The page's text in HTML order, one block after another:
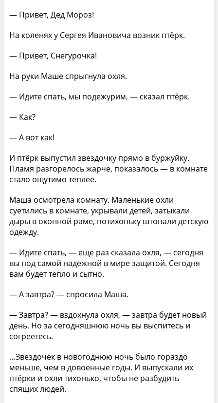
— Привет, Дед Мороз!
На коленях у Сергея Ивановича возник птёрк.
— Привет, Снегурочка!
На руки Маше спрыгнула охля.
— Идите спать, мы подежурим, — сказал птёрк.
— Как?
— А вот как!
И птёрк выпустил звездочку прямо в буржуйку.
Пламя разгорелось жарче, показалось — в комнате
стало ощутимо теплее.
Маша осмотрела комнату. Маленькие охли
суетились в комнате, укрывали детей, затыкали
дыры в оконной раме, потихоньку штопали детскую
одежду.
— Идите спать, — еще раз сказала охля, — сегодня
вы под самой надежной в мире защитой. Сегодня
вам будет тепло и сытно.
— А завтра? — спросила Маша.
— Завтра? — вздохнула охля, — завтра будет новый
день. Но за сегодняшнюю ночь вы выспитесь и
согреетесь.
…Звездочек в новогоднюю ночь было гораздо
меньше, чем в довоенные годы. И выпускали их
птёрки и охли тихонько, чтобы не разбудить
спящих людей.